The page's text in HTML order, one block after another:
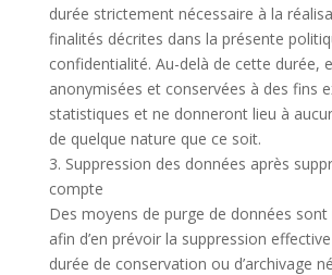
durée strictement nécessaire à la
finalités décrites dans la présente
confidentialité. Au-delà de cette durée,
anonymisées et conservées à des fins
statistiques et ne donneront lieu à
de quelque nature que ce soit.
3. Suppression des données après
compte
Des moyens de purge de données sont
afin d’en prévoir la suppression
durée de conservation ou d’archivage